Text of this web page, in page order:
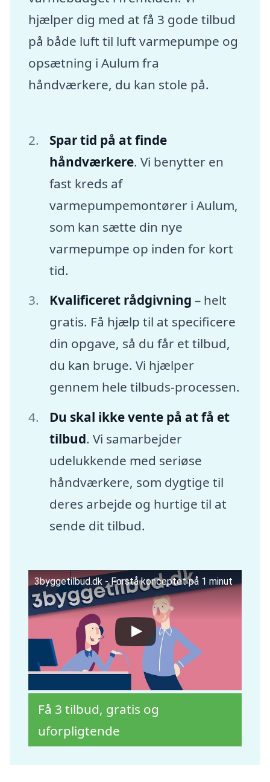
hjælper dig med at få 3 gode tilbud
på både luft til luft varmepumpe og
opsætning i Aulum fra
håndværkere, du kan stole på.
Spar tid på at finde
håndværkere. Vi benytter en
fast kreds af
varmepumpemontører i Aulum,
som kan sætte din nye
varmepumpe op inden for kort
tid.
Kvalificeret rådgivning – helt
gratis. Få hjælp til at specificere
din opgave, så du får et tilbud,
du kan bruge. Vi hjælper
gennem hele tilbuds-processen.
Du skal ikke vente på at få et
tilbud. Vi samarbejder
udelukkende med seriøse
håndværkere, som dygtige til
deres arbejde og hurtige til at
sende dit tilbud.
3byggetilbud.dk - Forstå konceptet på 1 minut
Få 3 tilbud, gratis og
uforpligtende